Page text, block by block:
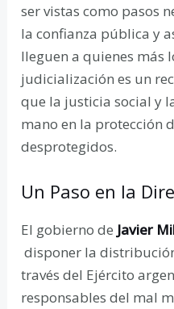
ser vistas como pasos
la confianza pública y
lleguen a quienes más
judicialización es un
que la justicia social y
mano en la protección
desprotegidos.
Un Paso en la
El gobierno de Javier
disponer la
través del Ejército
responsables del mal